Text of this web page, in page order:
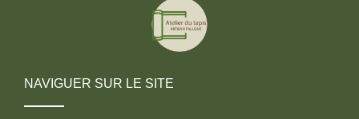
NAVIGUER SUR LE SITE